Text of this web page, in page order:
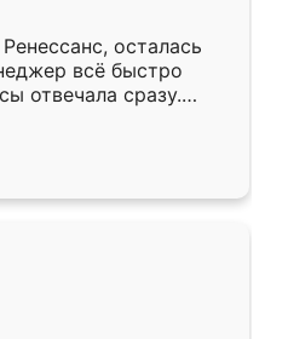
только здесь.
осталась
всё быстро
отвечала сразу.
подошёл к
Собрали
аккуратно, даже